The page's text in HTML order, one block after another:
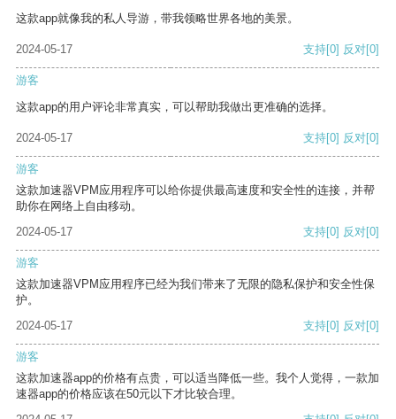
这款app就像我的私人导游，带我领略世界各地的美景。
2024-05-17 支持[0] 反对[0]
游客
这款app的用户评论非常真实，可以帮助我做出更准确的选择。
2024-05-17 支持[0] 反对[0]
游客
这款加速器VPM应用程序可以给你提供最高速度和安全性的连接，并帮
助你在网络上自由移动。
2024-05-17
支持[0] 反对[0]
游客
这款加速器VPM应用程序已经为我们带来了无限的隐私保护和安全性保
护。
2024-05-17
支持[0] 反对[0]
游客
这款加速器app的价格有点贵，可以适当降低一些。我个人觉得，一款加
速器app的价格应该在50元以下才比较合理。